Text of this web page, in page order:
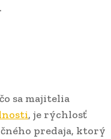
sa majitelia
, je rýchlosť
predaja, ktorý